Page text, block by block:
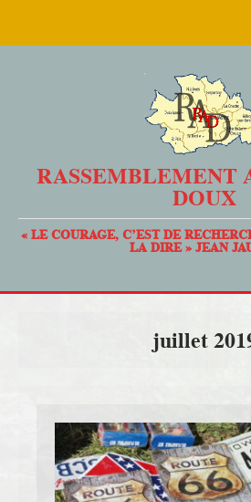
RASSEMBLEMENT
DOUX
« LE COURAGE, C’EST DE
LA DIRE » JEAN
juillet